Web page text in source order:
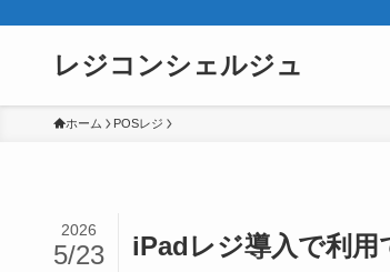
レジコンシェルジュ
ホーム POSレジ
iPadレジ導入で利用
2026
5/23